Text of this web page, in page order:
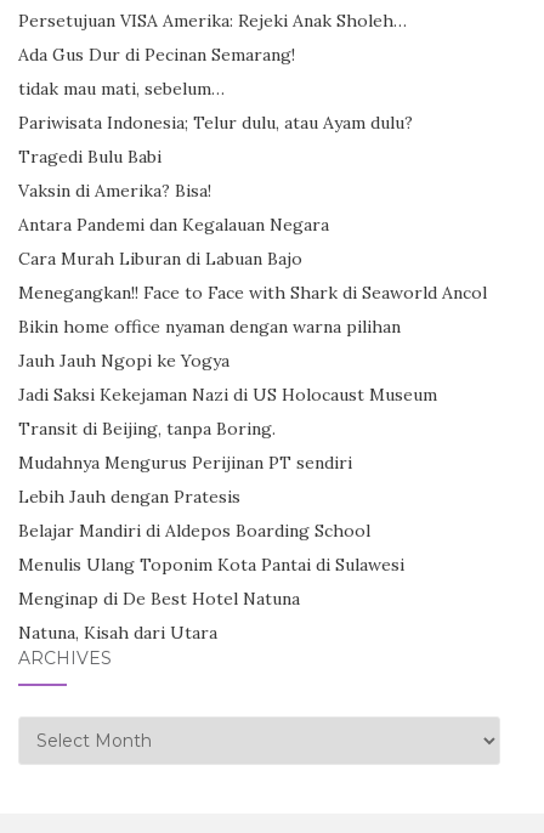
Persetujuan VISA Amerika: Rejeki Anak Sholeh…
Ada Gus Dur di Pecinan Semarang!
tidak mau mati, sebelum…
Pariwisata Indonesia; Telur dulu, atau Ayam dulu?
Tragedi Bulu Babi
Vaksin di Amerika? Bisa!
Antara Pandemi dan Kegalauan Negara
Cara Murah Liburan di Labuan Bajo
Menegangkan!! Face to Face with Shark di Seaworld Ancol
Bikin home office nyaman dengan warna pilihan
Jauh Jauh Ngopi ke Yogya
Jadi Saksi Kekejaman Nazi di US Holocaust Museum
Transit di Beijing, tanpa Boring.
Mudahnya Mengurus Perijinan PT sendiri
Lebih Jauh dengan Pratesis
Belajar Mandiri di Aldepos Boarding School
Menulis Ulang Toponim Kota Pantai di Sulawesi
Menginap di De Best Hotel Natuna
Natuna, Kisah dari Utara
ARCHIVES
Archives